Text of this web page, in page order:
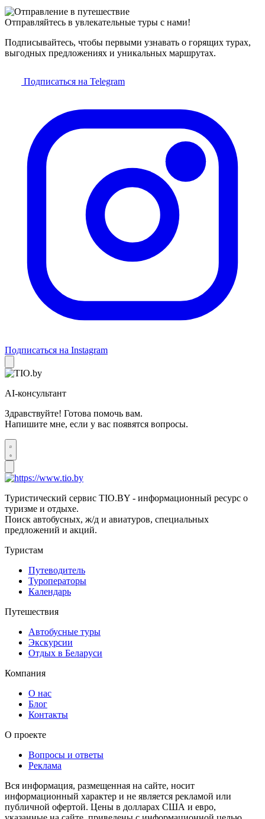
Отправляйтесь в увлекательные туры с нами!
Подписывайтесь, чтобы первыми узнавать о горящих турах,
выгодных предложениях и уникальных маршрутах.
Подписаться на Telegram
Подписаться на Instagram
AI-консультант
Здравствуйте! Готова помочь вам.
Напишите мне, если у вас появятся вопросы.
Туристический сервис TIO.BY - информационный ресурс о
туризме и отдыхе.
Поиск автобусных, ж/д и авиатуров, специальных
предложений и акций.
Туристам
Путеводитель
Туроператоры
Календарь
Путешествия
Автобусные туры
Экскурсии
Отдых в Беларуси
Компания
О нас
Блог
Контакты
О проекте
Вопросы и ответы
Реклама
Вся информация, размещенная на сайте, носит
информационный характер и не является рекламой или
публичной офертой. Цены в долларах США и евро,